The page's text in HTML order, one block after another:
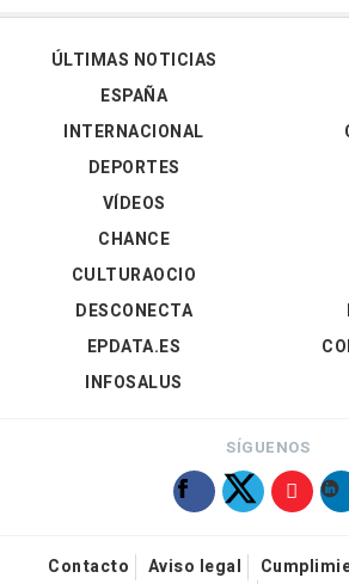
ÚLTIMAS NOTICIAS
ESPAÑA
INTERNACIONAL
DEPORTES
VÍDEOS
CHANCE
CULTURAOCIO
DESCONECTA
EPDATA.ES
INFOSALUS
SÍGUENOS
Contacto Aviso legal